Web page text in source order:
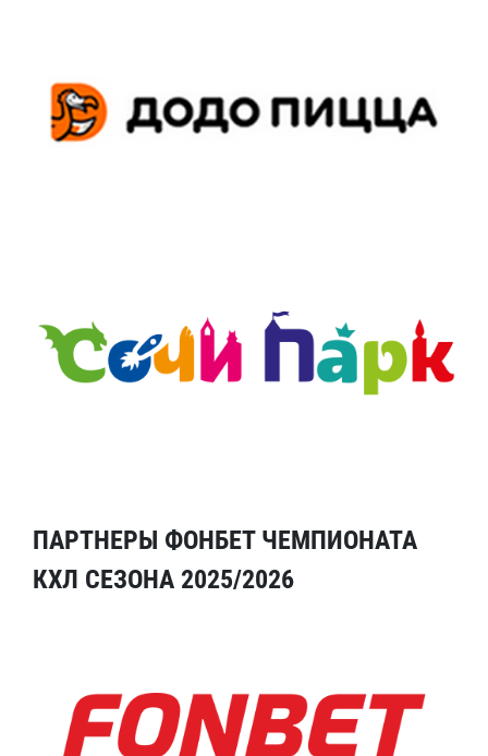
ПАРТНЕРЫ ФОНБЕТ ЧЕМПИОНАТА
КХЛ СЕЗОНА 2025/2026